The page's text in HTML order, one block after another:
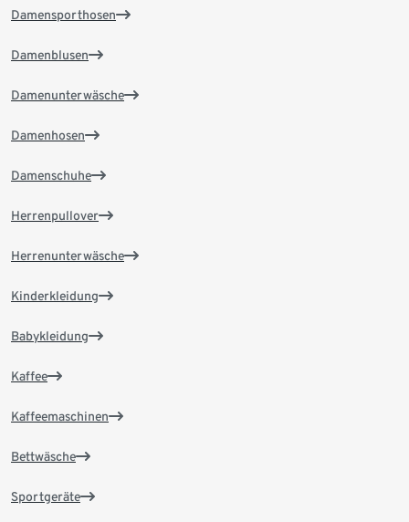
Damensporthosen
Damenblusen
Damenunterwäsche
Damenhosen
Damenschuhe
Herrenpullover
Herrenunterwäsche
Kinderkleidung
Babykleidung
Kaffee
Kaffeemaschinen
Bettwäsche
Sportgeräte